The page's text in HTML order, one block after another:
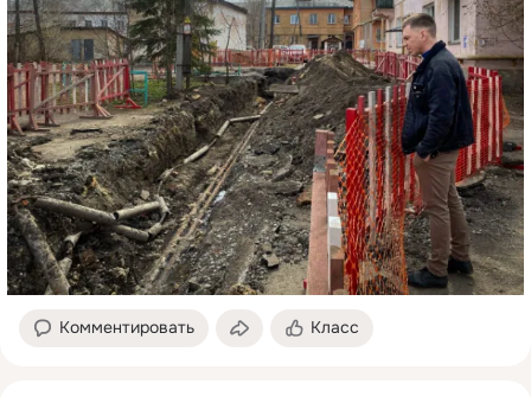
Комментировать Класс